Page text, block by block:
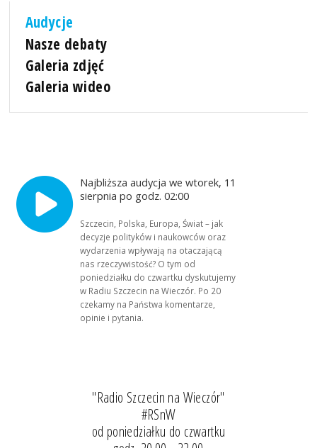
Audycje
Nasze debaty
Galeria zdjęć
Galeria wideo
Najbliższa audycja we wtorek, 11
sierpnia po godz. 02:00
Szczecin, Polska, Europa, Świat – jak
decyzje polityków i naukowców oraz
wydarzenia wpływają na otaczającą
nas rzeczywistość? O tym od
poniedziałku do czwartku dyskutujemy
w Radiu Szczecin na Wieczór. Po 20
czekamy na Państwa komentarze,
opinie i pytania.
"Radio Szczecin na Wieczór"
#RSnW
od poniedziałku do czwartku